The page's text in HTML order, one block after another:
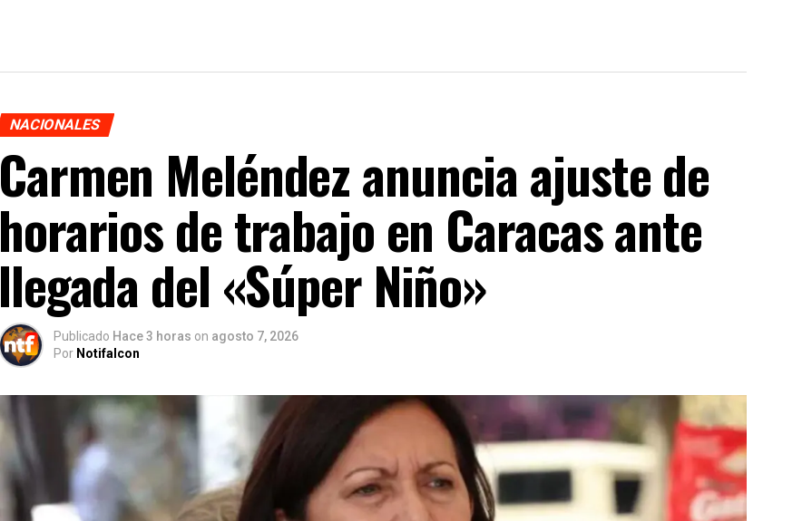
NACIONALES
Carmen Meléndez anuncia ajuste de
horarios de trabajo en Caracas ante
llegada del «Súper Niño»
Publicado Hace 3 horas on agosto 7, 2026
Por Notifalcon